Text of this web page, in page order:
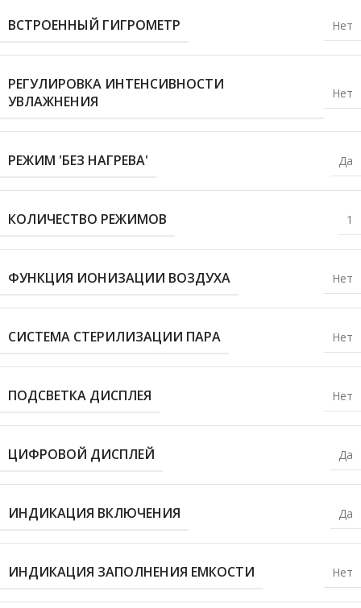
ВСТРОЕННЫЙ ГИГРОМЕТР Нет
РЕГУЛИРОВКА ИНТЕНСИВНОСТИ
УВЛАЖНЕНИЯ
Нет
РЕЖИМ 'БЕЗ НАГРЕВА' Да
КОЛИЧЕСТВО РЕЖИМОВ 1
ФУНКЦИЯ ИОНИЗАЦИИ ВОЗДУХА Нет
СИСТЕМА СТЕРИЛИЗАЦИИ ПАРА Нет
ПОДСВЕТКА ДИСПЛЕЯ Нет
ЦИФРОВОЙ ДИСПЛЕЙ Да
ИНДИКАЦИЯ ВКЛЮЧЕНИЯ Да
ИНДИКАЦИЯ ЗАПОЛНЕНИЯ ЕМКОСТИ Нет